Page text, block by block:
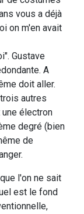
vous a déjà
on m'en avait
Gustave
A
doit aller.
autres
électron
degré (bien
de
l'on ne sait
est le fond